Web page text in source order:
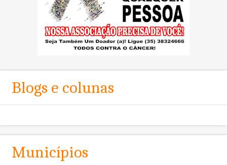
Blogs e colunas
Municípios